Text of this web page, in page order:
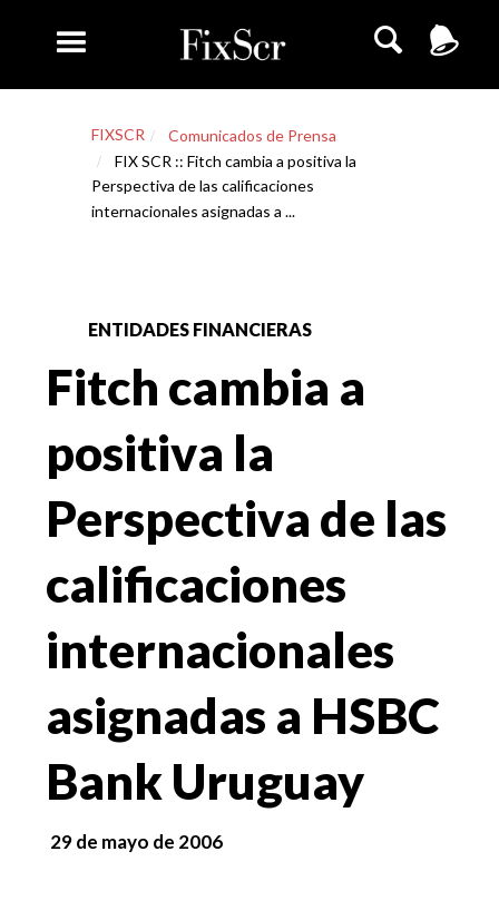
FIXSCR
Comunicados de Prensa
FIX SCR :: Fitch cambia a positiva la
Perspectiva de las calificaciones
internacionales asignadas a ...
ENTIDADES FINANCIERAS
Fitch cambia a
positiva la
Perspectiva de las
calificaciones
internacionales
asignadas a HSBC
Bank Uruguay
29 de mayo de 2006